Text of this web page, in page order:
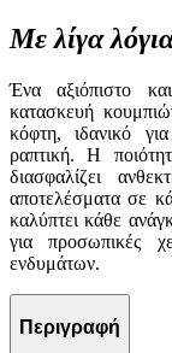
Με λίγα
Ένα αξιόπιστο
κατασκευή
κόφτη, ιδανικό
ραπτική. Η
διασφαλίζει
αποτελέσματα σε
καλύπτει κάθε
για προσωπικές
ενδυμάτων.
Περιγραφή